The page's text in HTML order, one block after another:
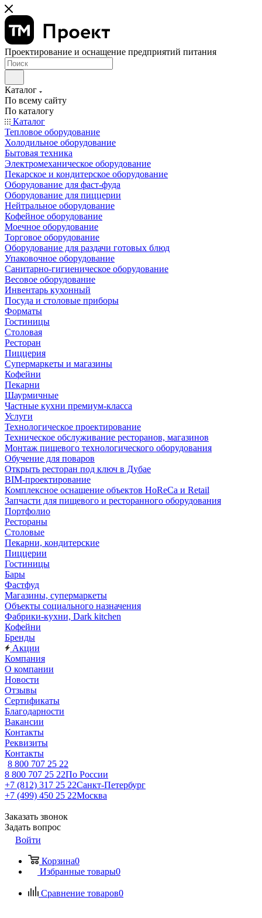
Проектирование и оснащение предприятий питания
Каталог
По всему сайту
По каталогу
Каталог
Тепловое оборудование
Холодильное оборудование
Бытовая техника
Электромеханическое оборудование
Пекарское и кондитерское оборудование
Оборудование для фаст-фуда
Оборудование для пиццерии
Нейтральное оборудование
Кофейное оборудование
Моечное оборудование
Торговое оборудование
Оборудование для раздачи готовых блюд
Упаковочное оборудование
Санитарно-гигиеническое оборудование
Весовое оборудование
Инвентарь кухонный
Посуда и столовые приборы
Форматы
Гостиницы
Столовая
Ресторан
Пиццерия
Супермаркеты и магазины
Кофейни
Пекарни
Шаурмичные
Частные кухни премиум-класса
Услуги
Технологическое проектирование
Техническое обслуживание ресторанов, магазинов
Монтаж пищевого технологического оборудования
Обучение для поваров
Открыть ресторан под ключ в Дубае
BIM-проектирование
Комплексное оснащение объектов HoReCa и Retail
Запчасти для пищевого и ресторанного оборудования
Портфолио
Рестораны
Столовые
Пекарни, кондитерские
Пиццерии
Гостиницы
Бары
Фастфуд
Магазины, супермаркеты
Объекты социального назначения
Фабрики-кухни, Dark kitchen
Кофейни
Бренды
Акции
Компания
О компании
Новости
Отзывы
Сертификаты
Благодарности
Вакансии
Контакты
Реквизиты
Контакты
8 800 707 25 22
8 800 707 25 22По России
+7 (812) 317 25 22Санкт-Петербург
+7 (499) 450 25 22Москва
Заказать звонок
Задать вопрос
Войти
Корзина0
Избранные товары0
Сравнение товаров0